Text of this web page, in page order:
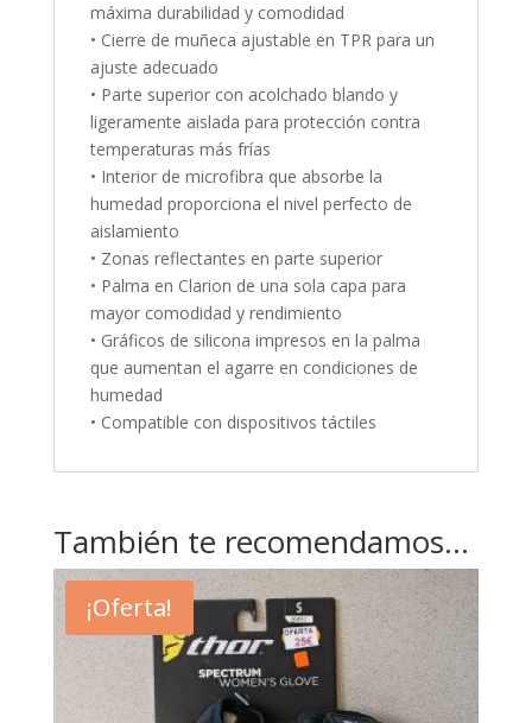
máxima durabilidad y comodidad
• Cierre de muñeca ajustable en TPR para un
ajuste adecuado
• Parte superior con acolchado blando y
ligeramente aislada para protección contra
temperaturas más frías
• Interior de microfibra que absorbe la
humedad proporciona el nivel perfecto de
aislamiento
• Zonas reflectantes en parte superior
• Palma en Clarion de una sola capa para
mayor comodidad y rendimiento
• Gráficos de silicona impresos en la palma
que aumentan el agarre en condiciones de
humedad
• Compatible con dispositivos táctiles
También te recomendamos…
¡Oferta!